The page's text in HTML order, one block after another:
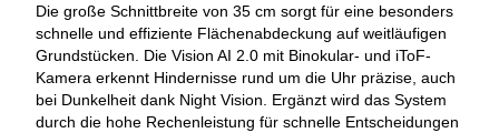
Die große Schnittbreite von 35 cm sorgt für eine besonders
schnelle und effiziente Flächenabdeckung auf weitläufigen
Grundstücken. Die Vision AI 2.0 mit Binokular- und iToF-
Kamera erkennt Hindernisse rund um die Uhr präzise, auch
bei Dunkelheit dank Night Vision. Ergänzt wird das System
durch die hohe Rechenleistung für schnelle Entscheidungen